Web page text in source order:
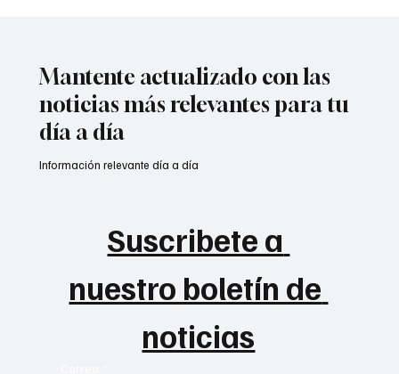
Mantente actualizado con las
noticias más relevantes para tu
día a día
Suscribete a
nuestro boletín de
noticias
Información relevante día a día